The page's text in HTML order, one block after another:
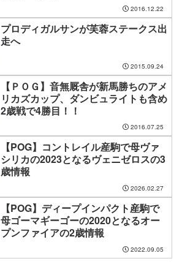
2016.12.22
プロディガルサンが芙蓉ステークス出
走へ
2015.09.24
【ＰＯＧ】音無厩舎が新馬勝ちのアメ
リカズカップ、ダンビュライトも含め
2歳戦で4勝目！！
2016.07.25
【POG】コントレイル産駒で母ヴァ
シリカの2023となるヴェニゼロスの3
歳情報
2026.02.27
【POG】ディープインパクト産駒で
母ゴーマギーゴーの2020となるオー
プンファイアの2歳情報
2022.09.05